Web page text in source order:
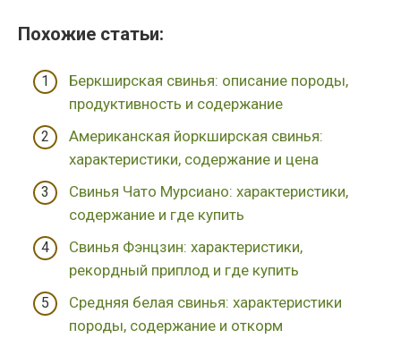
Похожие cтатьи:
Беркширская свинья: описание породы,
продуктивность и содержание
Американская йоркширская свинья:
характеристики, содержание и цена
Свинья Чато Мурсиано: характеристики,
содержание и где купить
Свинья Фэнцзин: характеристики,
рекордный приплод и где купить
Средняя белая свинья: характеристики
породы, содержание и откорм